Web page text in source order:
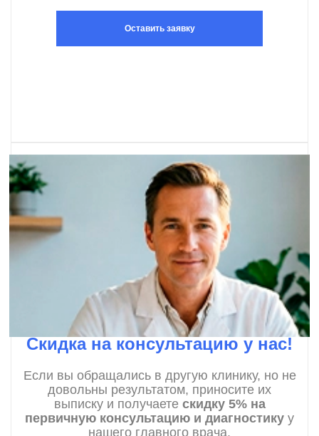
Оставить заявку
Скидка на консультацию у нас!
Если вы обращались в другую клинику, но не
довольны результатом, приносите их
выписку и получаете скидку 5% на
первичную консультацию и диагностику у
нашего главного врача.